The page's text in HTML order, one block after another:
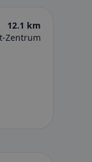
12.1 km
Zentrum